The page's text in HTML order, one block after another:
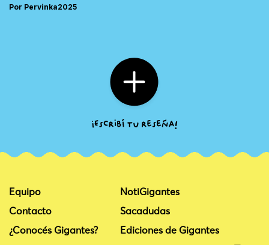
Por Pervinka2025
Equipo
Contacto
¿Conocés Gigantes?
NotiGigantes
Sacadudas
Ediciones de Gigantes